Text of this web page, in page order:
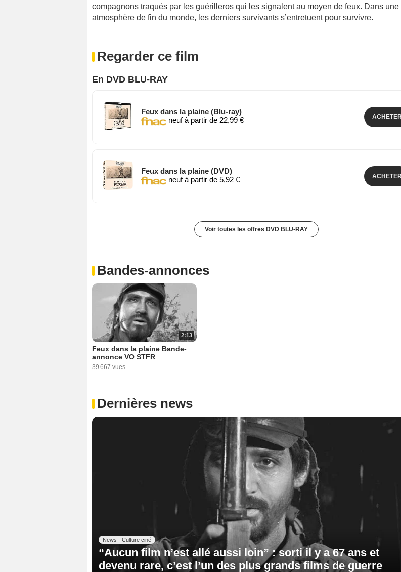
compagnons traqués par les guérilleros qui les signalent au moyen de feux. Dans une
atmosphère de fin du monde, les derniers survivants s’entretuent pour survivre.
Regarder ce film
En DVD BLU-RAY
Feux dans la plaine (Blu-ray)
neuf à partir de 22,99 €
Feux dans la plaine (DVD)
neuf à partir de 5,92 €
Voir toutes les offres DVD BLU-RAY
Bandes-annonces
2:13
Feux dans la plaine Bande-
annonce VO STFR
39 667 vues
Dernières news
News - Culture ciné
“Aucun film n’est allé aussi loin” : sorti il y a 67 ans et
devenu rare, c’est l’un des plus grands films de guerre